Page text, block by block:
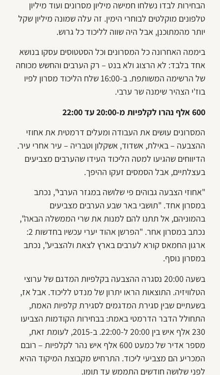
הבחירות לבדו נשלחו חמישה מיליון מסרונים ועוד מיליון
טלפונים מוקלטים לבוחרי הימין. זה עלה שמונה מיליון שקל
יותר מהמתוכנן, אבל היה שווה לליכוד כל גרוש.
ביממה האחרונה כל המסרונים וכל הסטטוסים עסקו בנושא
אחד בלבד: לא הרצוג ולא בנט – רק הערבים והחשש מכוחה
של הרשימה המשותפת. ב-16:00 שלח הליכוד מסרון לפיו
בוז'י הצהיר שימנה שר ערבי.
600 אלף נהרו לקלפיות מ-20:00 עד 22:00
המסרונים עושים את העבודה ומעלים דרמטית את אחוזי
ההצבעה – באילת, אשדוד, אשקלון וטבריה – עיר אחרי עיר.
הדיווחים שהגיעו למטה הליכוד העידו שהערבים מצביעים
בעצלתיים, אבל הסמסים זעקו ההיפך.
"אחוזי הצבעה גבוהים פי שלושה במגזר הערבי", נכתב
במסרון אחד. "תושבי באר שבע הערבים מצביעים
בהמוניהם, אל תתנו להם למנות את שרי הממשלה הבאה",
נכתב במסרון אחר. "הפרשן אהוד יערי עכשיו בחדשות 2:
ארגון החמאס קורא לערבים בארץ לצאת ולהצביע", נכתב
במסרון נוסף.
בשעה 20:00 נסגרה ההצבעה בקלפיות המדגם של ערוצי
הטלוויזיה. התוצאות הראו יתרון של מנדט לליכוד. אבל אז,
בשעתיים שבין סגירת המדגמים לסגירת קלפיות האמת,
התחולל הדבר הדרמטי באמת: בבחירות הקודמות הצביעו
230 אלף איש בין 20:00 ל-22:00. ב-2015, לעומת זאת,
מספר אדיר של כמעט 600 אלף איש נהר לקלפיות – רובם
המכריע הם מצביעי ליכוד. התרחיש מקבוצת המיקוד ההיא
לפני שלושה חודשים התממש עד תומו.